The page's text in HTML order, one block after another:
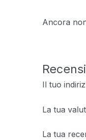
Ancora
Il tuo
La tua
La tua